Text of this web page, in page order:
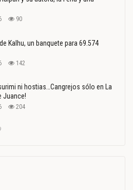
90
Kalhu, un banquete para 69.574
142
surimi ni hostias…Cangrejos sólo en La
Juance!
204